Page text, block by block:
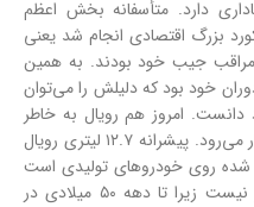
دارد. متأسفانه بخش اعظم
بزرگ اقتصادی انجام شد یعنی
مراقب جیب خود بودند. به همین
خود بود که دلیلش را می‌توان
امروز هم رویال به خاطر
تعداد کم تولیدی خودرویی نادر به شمار می‌رود. پیشرانه ۱۲.۷ لیتری رویال
روی خودروهای تولیدی است
هرچند نسبت به خود خودرو خاص‌تر نیست زیرا تا دهه ۵۰ میلادی در